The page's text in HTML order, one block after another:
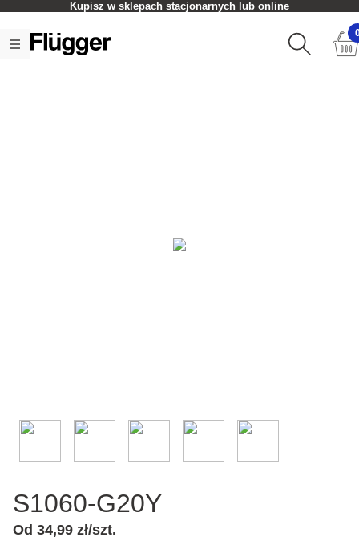
Kupisz w sklepach stacjonarnych lub online
S1060-G20Y
Od 34,99 zł/szt.